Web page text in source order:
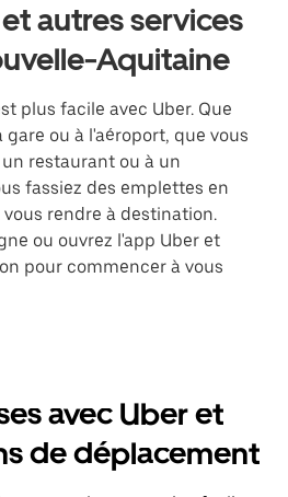
autres services
Aquitaine
plus facile avec Uber. Que
gare ou à l'aéroport, que vous
restaurant ou à un
fassiez des emplettes en
rendre à destination.
ou ouvrez l'app Uber et
pour commencer à vous
avec Uber et
de déplacement